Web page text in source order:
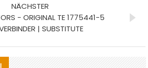
NÄCHSTER
- ORIGINAL TE 1775441-5
| SUBSTITUTE